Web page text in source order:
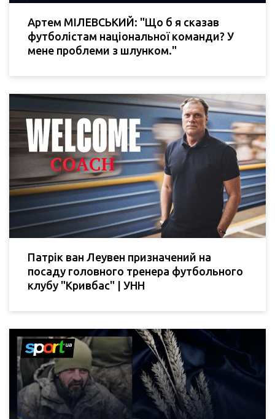
Артем МІЛЕВСЬКИЙ: "Що б я сказав
футболістам національної команди? У
мене проблеми з шлунком."
Патрік ван Леувен призначений на
посаду головного тренера футбольного
клубу "Кривбас" | УНН